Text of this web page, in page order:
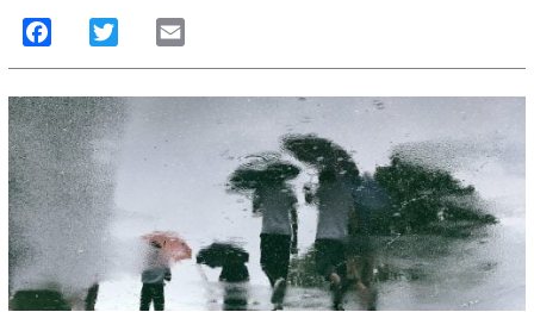
Facebook Twitter